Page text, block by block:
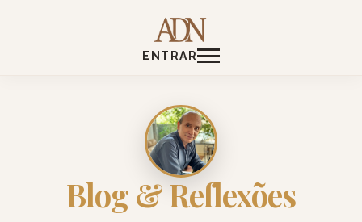
Blog & Reflexões
ENTRAR